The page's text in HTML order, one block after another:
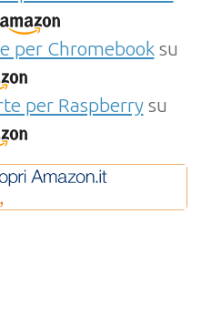
per Chromebooksu
per Raspberrysu